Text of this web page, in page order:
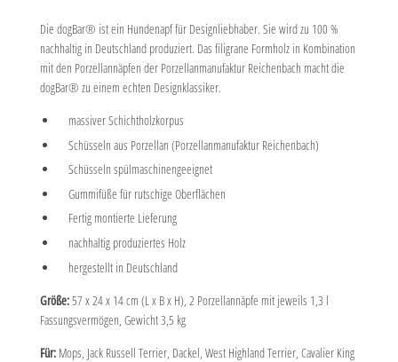
Die dogBar® ist ein Hundenapf für Designliebhaber. Sie wird zu 100 %
nachhaltig in Deutschland produziert. Das filigrane Formholz in Kombination
mit den Porzellannäpfen der Porzellanmanufaktur Reichenbach macht die
dogBar® zu einem echten Designklassiker.
massiver Schichtholzkorpus
Schüsseln aus Porzellan (Porzellanmanufaktur Reichenbach)
Schüsseln spülmaschinengeeignet
Gummifüße für rutschige Oberflächen
Fertig montierte Lieferung
nachhaltig produziertes Holz
hergestellt in Deutschland
Größe:57 x 24 x 14 cm (L x B x H), 2 Porzellannäpfe mit jeweils 1,3 l
Fassungsvermögen, Gewicht 3,5 kg
Für: Mops, Jack Russell Terrier, Dackel, West Highland Terrier, Cavalier King